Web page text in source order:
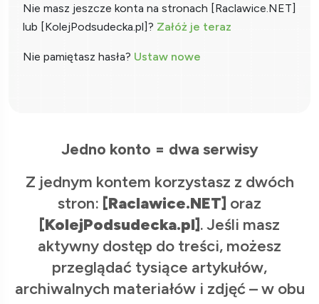
Nie masz jeszcze konta na stronach [Raclawice.NET]
lub [KolejPodsudecka.pl]? Załóż je teraz
Nie pamiętasz hasła? Ustaw nowe
Jedno konto = dwa serwisy
Z jednym kontem korzystasz z dwóch
stron: [Raclawice.NET] oraz
[KolejPodsudecka.pl]. Jeśli masz
aktywny dostęp do treści, możesz
przeglądać tysiące artykułów,
archiwalnych materiałów i zdjęć – w obu